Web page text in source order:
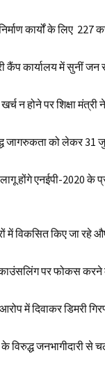
कार्यों के लिए ₹ 227
कैंप कार्यालय में सुनीं जन
न होने पर शिक्षा
जागरुकता को लेकर 31
होंगे एनईपी-2020 के
में विकसित किए जा रहे
काउंसलिंग पर फोकस करने
में दिवाकर डिमरी
जनभागीदारी से